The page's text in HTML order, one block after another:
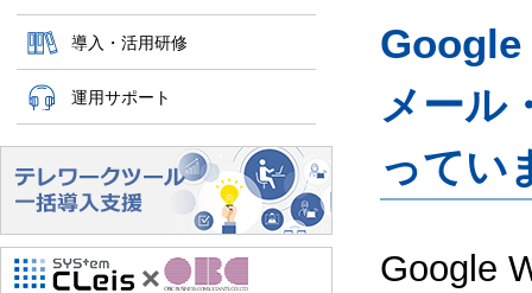
導入・活用研修
運用サポート
Google
メール
ってい
Google